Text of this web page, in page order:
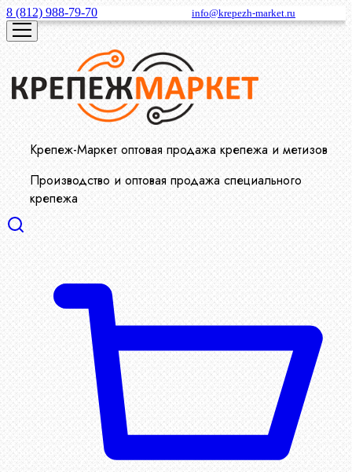
8 (812) 988-79-70 info@krepezh-market.ru
Крепеж-Маркет оптовая продажа крепежа и метизов
Производство и оптовая продажа специального
крепежа